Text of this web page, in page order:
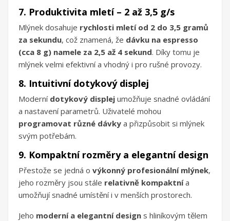
7. Produktivita mletí – 2 až 3,5 g/s
Mlýnek dosahuje rychlosti mletí od 2 do 3,5 gramů
za sekundu, což znamená, že dávku na espresso
(cca 8 g) namele za 2,5 až 4 sekund. Díky tomu je
mlýnek velmi efektivní a vhodný i pro rušné provozy.
8. Intuitivní dotykový displej
Moderní dotykový displej umožňuje snadné ovládání
a nastavení parametrů. Uživatelé mohou
programovat různé dávky a přizpůsobit si mlýnek
svým potřebám.
9. Kompaktní rozměry a elegantní design
Přestože se jedná o výkonný profesionální mlýnek,
jeho rozměry jsou stále relativně kompaktnía
umožňují snadné umístění i v menších prostorech.
Jeho moderní a elegantní design s hliníkovým tělem